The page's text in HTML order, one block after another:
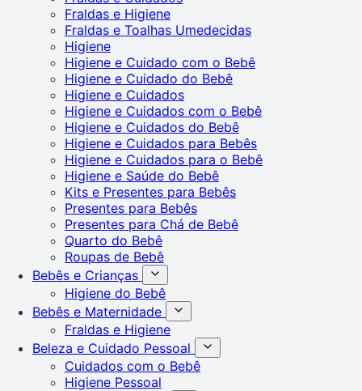
Fraldas e Higiene
Fraldas e Toalhas Umedecidas
Higiene
Higiene e Cuidado com o Bebê
Higiene e Cuidado do Bebê
Higiene e Cuidados
Higiene e Cuidados com o Bebê
Higiene e Cuidados do Bebê
Higiene e Cuidados para Bebês
Higiene e Cuidados para o Bebê
Higiene e Saúde do Bebê
Kits e Presentes para Bebês
Presentes para Bebês
Presentes para Chá de Bebê
Quarto do Bebê
Roupas de Bebê
Bebês e Crianças
Higiene do Bebê
Bebês e Maternidade
Fraldas e Higiene
Beleza e Cuidado Pessoal
Cuidados com o Bebê
Higiene Pessoal